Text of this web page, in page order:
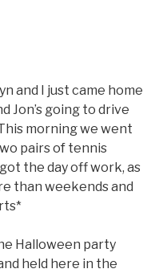
and I just came home
Jon’s going to drive
morning we went
pairs of tennis
the day off work, as
than weekends and
Halloween party
held here in the